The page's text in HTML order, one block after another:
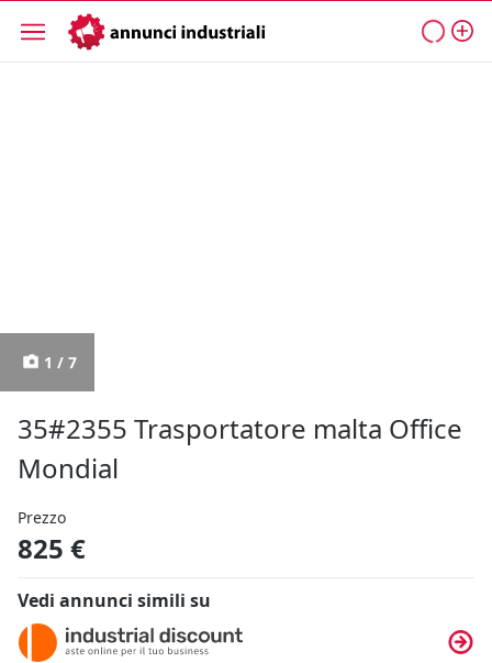
1 / 7
35#2355 Trasportatore malta Office
Mondial
Prezzo
825 €
Vedi annunci simili su